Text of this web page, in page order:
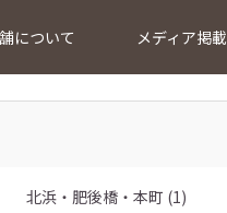
について メディア掲載
北浜・肥後橋・本町 (1)